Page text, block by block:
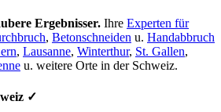
Ergebnisser. Ihre Experten für
, Betonschneiden u. Handabbruch
, Lausanne, Winterthur, St. Gallen,
u. weitere Orte in der Schweiz.
✓